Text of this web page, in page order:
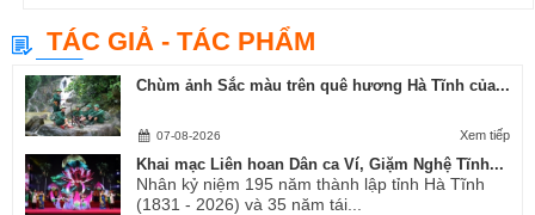
TÁC GIẢ - TÁC PHẨM
Chùm ảnh Sắc màu trên quê hương Hà Tĩnh của...
Xem tiếp
07-08-2026
Khai mạc Liên hoan Dân ca Ví, Giặm Nghệ Tĩnh...
Nhân kỷ niệm 195 năm thành lập tỉnh Hà Tĩnh
(1831 - 2026) và 35 năm tái...